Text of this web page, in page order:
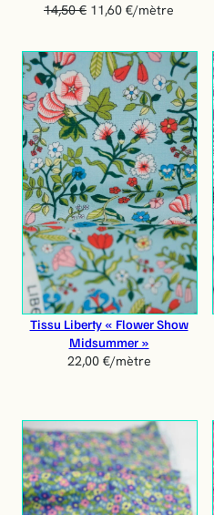
14,50€ 11,60€/mètre
Tissu Liberty « Flower Show
Midsummer »
22,00 €/mètre